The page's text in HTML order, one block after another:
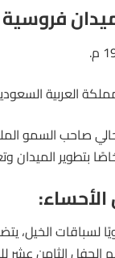
العربية
صاحب السمو
بتطوير الميدان
لسباقاتالخيل،
عشر للموسم 1446 هـ في 12